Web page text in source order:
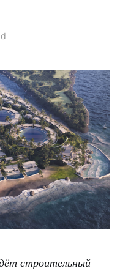
строительный